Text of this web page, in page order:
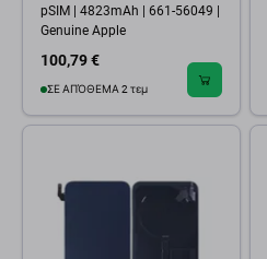
pSIM | 4823mAh | 661-56049 |
Genuine Apple
100,79 €
ΣΕ ΑΠΌΘΕΜΑ 2 τεμ